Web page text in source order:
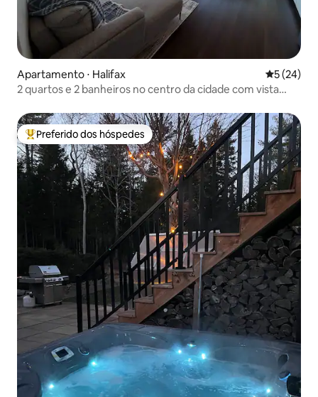
Apartamento ⋅ Halifax 5 de uma
5 (24)
2 quartos e 2 banheiros no centro da cidade com vista
Entre os melhores preferidos dos hóspedes
Preferido dos hóspedes